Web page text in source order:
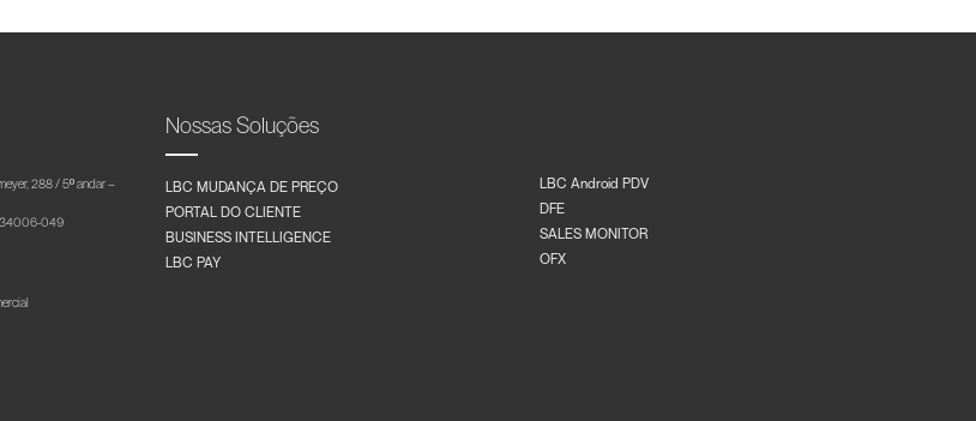
288 / 5º andar –
34006-049
Nossas Soluções
LBC MUDANÇA DE PREÇO
PORTAL DO CLIENTE
BUSINESS INTELLIGENCE
LBC PAY
LBC Android PDV
DFE
SALES MONITOR
OFX